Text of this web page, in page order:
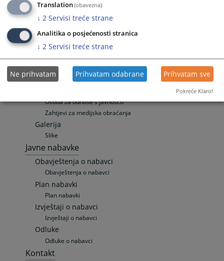
Odnosi s javnošću
Vijesti
Aktuelnosti
Saopštenja za javnost
Publikacije
Promotivni materijali
Zakon o slobodi pristupa informacijama
Osoba za odnose s javnošću
Zahtjevi za medijska obraćanja
Galerija
Slike
Javne nabavke
Obavještenja o nabavci
Obavještenja o nabavci
Plan nabavki
Plan nabavki
Izvještaji o nabavci
Izvještaji o nabavci
Odluke
Odluke o nabavci
Kontakt
Translation(obavezna)
↓ 2 Servisi treće strane
Analitika o posjećenosti stranica
↓ 2 Servisi treće strane
Ne prihvatam Prihvatam odabrane Prihvatam sve
Pokreće Klaro!